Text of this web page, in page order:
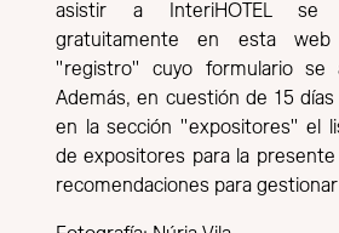
asistir a InteriHOTEL se
gratuitamente en esta
"registro" cuyo formulario se
Además, en cuestión de 15
en la sección "expositores" el
de expositores para la
recomendaciones para gestionar